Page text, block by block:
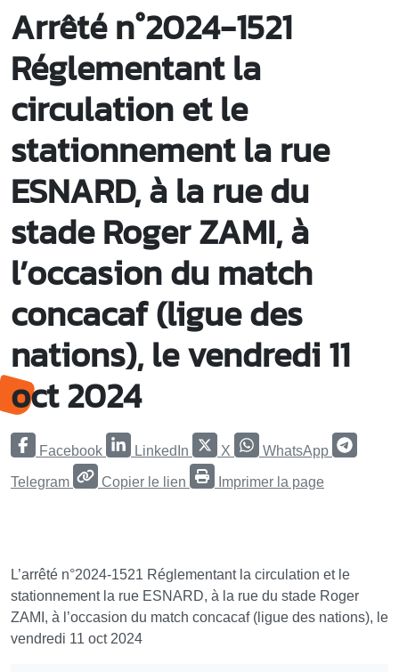
Arrêté n°2024-1521
Réglementant la
circulation et le
stationnement la rue
ESNARD, à la rue du
stade Roger ZAMI, à
l’occasion du match
concacaf (ligue des
nations), le vendredi 11
oct 2024
Facebook LinkedIn X WhatsApp
Telegram Copier le lien Imprimer la page
L’arrêté n°2024-1521 Réglementant la circulation et le
stationnement la rue ESNARD, à la rue du stade Roger
ZAMI, à l’occasion du match concacaf (ligue des nations), le
vendredi 11 oct 2024